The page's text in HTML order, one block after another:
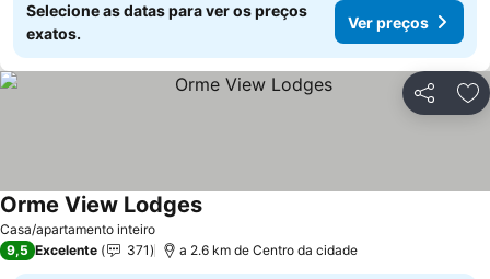
Selecione as datas para ver os preços
exatos.
Ver preços
Partilhar
Casa/apartamento inteiro
Orme View LodgesVer preços
9,5 Excelente 371 a 2.6 km de Centro da cidade